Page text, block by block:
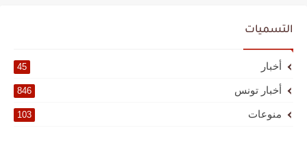
التسميات
أخبار 45
أخبار تونس 846
منوعات 103